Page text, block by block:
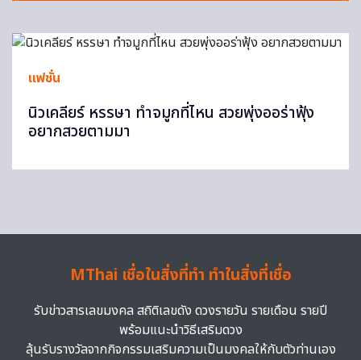
แฟชั่น
นิวเคลียร์ หรรษา ทำจมูกที่ไหน สวยพุ่งออร่าฟุ้ง
อยากสวยตามมา
MThai เชื่อในสิ่งที่ทำ ทำในสิ่งที่เชื่อ
รับข่าวสารเลขมงคล สถิติเลขดัง ดวงรายวัน รายเดือน รายปี
พร้อมแนะนำวิธีเสริมดวง
ลุ้นรับรางวัลจากกิจกรรมเสริมความเป็นมงคลให้กับตัวท่านเอง